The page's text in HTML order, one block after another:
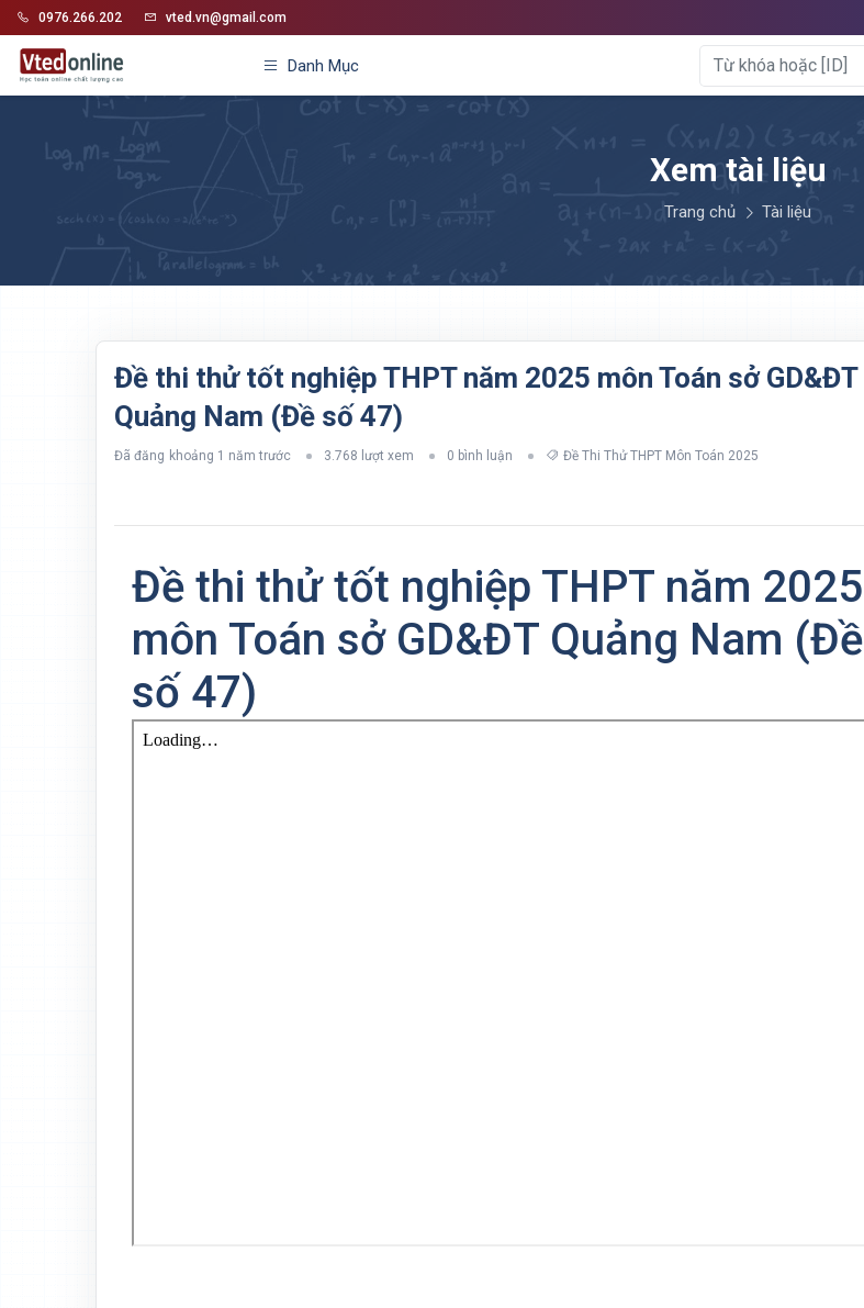
0976.266.202 vted.vn@gmail.com
Danh Mục
Xem tài liệu
Trang chủ Tài liệu
Đề thi thử tốt nghiệp THPT năm 2025 môn Toán sở GD&ĐT
Quảng Nam (Đề số 47)
Đã đăng khoảng 1 năm trước 3.768 lượt xem 0 bình luận Đề Thi Thử THPT Môn Toán 2025
Đề thi thử tốt nghiệp THPT năm 2025
môn Toán sở GD&ĐT Quảng Nam (Đề
số 47)